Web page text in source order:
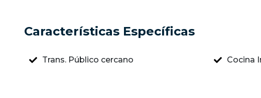
Características Específicas
Trans. Público cercano Cocina